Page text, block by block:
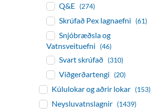
Q&E (274)
Skrúfað Pex lagnaefni (61)
Snjóbræðsla og
Vatnsveituefni
(46)
Svart skrúfað (310)
Viðgerðartengi (20)
Kúlulokar og aðrir lokar (153)
Neysluvatnslagnir (1439)